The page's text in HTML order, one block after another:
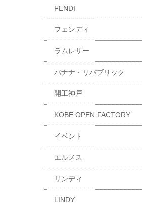
FENDI
フェンディ
ラムレザー
バナナ・リパブリック
開工神戸
KOBE OPEN FACTORY
イベント
エルメス
リンディ
LINDY